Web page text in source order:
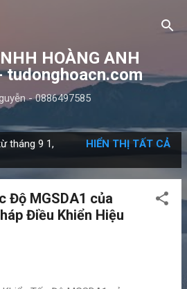
HOÀNG ANH
tudonghoacn.com
- 0886497585
tháng 9 1,
HIỂN THỊ TẤT CẢ
Độ MGSDA1 của
Điều Khiển Hiệu